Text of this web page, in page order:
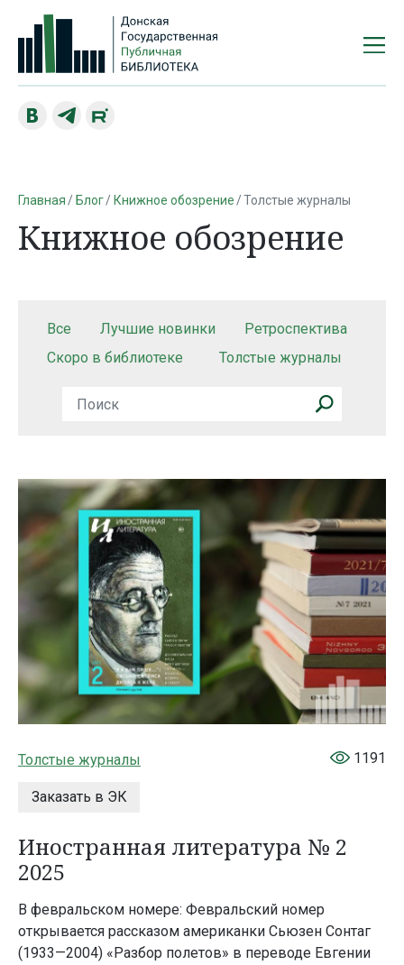
Главная Блог Книжное обозрение Толстые журналы
Книжное обозрение
Все Лучшие новинки
Ретроспектива
Скоро в библиотеке
Толстые журналы
Толстые журналы
Заказать в ЭК
1191
Иностранная литература № 2
2025
В февральском номере: Февральский номер
открывается рассказом американки Сьюзен Сонтаг
(1933—2004) «Разбор полетов» в переводе Евгении